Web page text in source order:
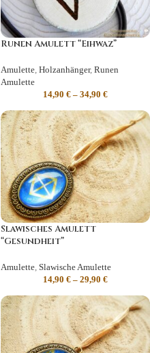
Runen Amulett “Eihwaz”
Amulette Holzanhänger, Runen
Amulette
14,90 € – 34,90 €
Slawisches Amulett
“Gesundheit”
Amulette Slawische Amulette
14,90 € – 29,90 €